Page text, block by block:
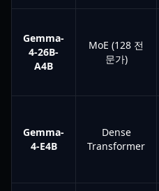
Gemma-
4-26B-
A4B
MoE (128 전
문가)
Gemma-
4-E4B
Dense
Transformer